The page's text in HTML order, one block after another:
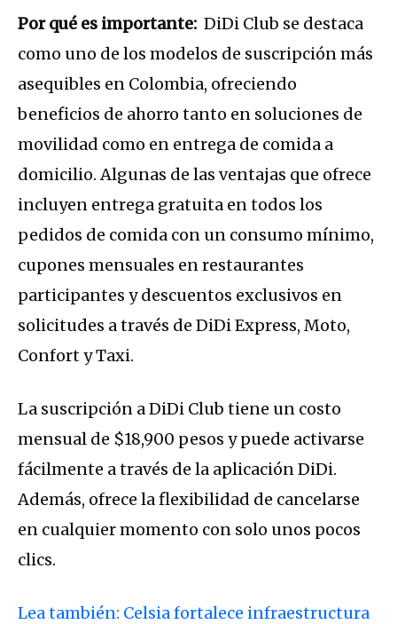
Por qué es importante: DiDi Club se destaca
como uno de los modelos de suscripción más
asequibles en Colombia, ofreciendo
beneficios de ahorro tanto en soluciones de
movilidad como en entrega de comida a
domicilio. Algunas de las ventajas que ofrece
incluyen entrega gratuita en todos los
pedidos de comida con un consumo mínimo,
cupones mensuales en restaurantes
participantes y descuentos exclusivos en
solicitudes a través de DiDi Express, Moto,
Confort y Taxi.
La suscripción a DiDi Club tiene un costo
mensual de $18,900 pesos y puede activarse
fácilmente a través de la aplicación DiDi.
Además, ofrece la flexibilidad de cancelarse
en cualquier momento con solo unos pocos
clics.
Lea también: Celsia fortalece infraestructura